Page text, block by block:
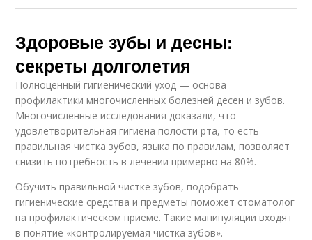
Здоровые зубы и десны:
секреты долголетия
Полноценный гигиенический уход — основа
профилактики многочисленных болезней десен и зубов.
Многочисленные исследования доказали, что
удовлетворительная гигиена полости рта, то есть
правильная чистка зубов, языка по правилам, позволяет
снизить потребность в лечении примерно на 80%.
Обучить правильной чистке зубов, подобрать
гигиенические средства и предметы поможет стоматолог
на профилактическом приеме. Такие манипуляции входят
в понятие «контролируемая чистка зубов».